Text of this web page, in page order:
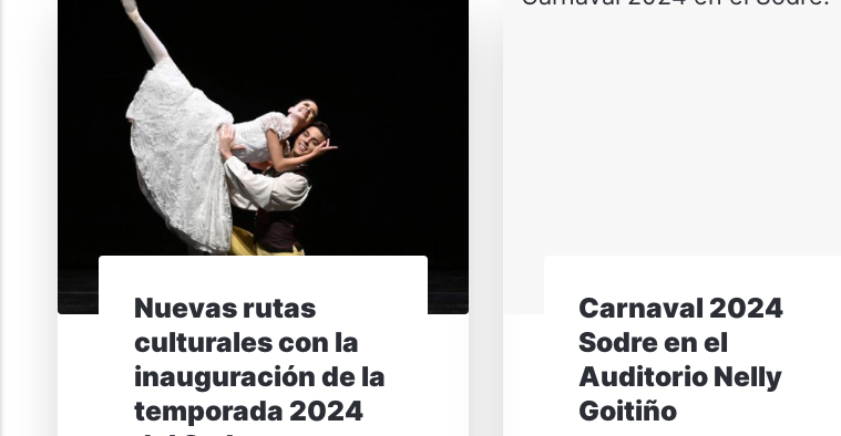
Nuevas rutas
culturales con la
inauguración de la
temporada 2024
Carnaval 2024
Sodre en el
Auditorio Nelly
Goitiño